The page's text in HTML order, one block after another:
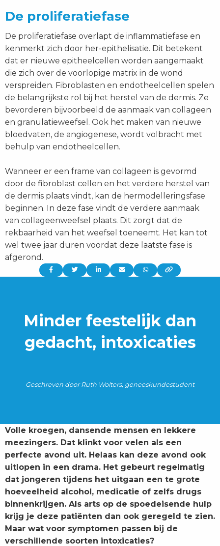
De proliferatiefase
De proliferatiefase overlapt de inflammatiefase en
kenmerkt zich door her-epithelisatie. Dit betekent
dat er nieuwe epitheelcellen worden aangemaakt
die zich over de voorlopige matrix in de wond
verspreiden. Fibroblasten en endotheelcellen spelen
de belangrijkste rol bij het herstel van de dermis. Ze
bevorderen bijvoorbeeld de aanmaak van collageen
en granulatieweefsel. Ook het maken van nieuwe
bloedvaten, de angiogenese, wordt volbracht met
behulp van endotheelcellen.
Wanneer er een frame van collageen is gevormd
door de fibroblast cellen en het verdere herstel van
de dermis plaats vindt, kan de hermodelleringsfase
beginnen. In deze fase vindt de verdere aanmaak
van collageenweefsel plaats. Dit zorgt dat de
rekbaarheid van het weefsel toeneemt. Het kan tot
wel twee jaar duren voordat deze laatste fase is
afgerond.
Delen
Delen
Delen
Delen
Delen
Minder feestelijk dan
gedacht, intoxicaties
Geschreven door Ruth Wolters, geneeskundestudent
Volle kroegen, dansende mensen en lekkere
meezingers. Dat klinkt voor velen als een
perfecte avond uit. Helaas kan deze avond ook
uitlopen in een drama. Het gebeurt regelmatig
dat jongeren tijdens het uitgaan een te grote
hoeveelheid alcohol, medicatie of zelfs drugs
binnenkrijgen. Als arts op de spoedeisende hulp
krijg je deze patiënten dan ook geregeld te zien.
Maar wat voor symptomen passen bij de
verschillende soorten intoxicaties?